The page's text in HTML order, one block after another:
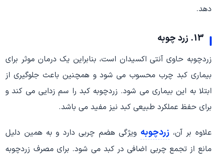
دهد.
13. زرد چوبه
زردچوبه حاوی آنتی اکسیدان است، بنابراین یک درمان موثر برای
بیماری کبد چرب محسوب می شود و همچنین باعث جلوگیری از
ابتلا به این بیماری می شود. زردچوبه کبد را سم زدایی می کند و
برای حفظ عملکرد طبیعی کبد نیز مفید می باشد.
علاوه بر آن، زردچوبه ویژگی هضم چربی دارد و به همین دلیل
مانع از تجمع چربی اضافی در کبد می شود. برای مصرف زردچوبه